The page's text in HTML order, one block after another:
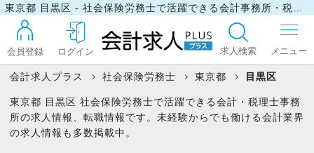
会員登録 ログイン 求人検索
ログイン
会計求人プラス 社会保険労務士 東京都 目黒区
東京都 目黒区 社会保険労務士で活躍できる会計・税理士事務
所の求人情報、転職情報です。未経験からでも働ける会計業界
の求人情報も多数掲載中。